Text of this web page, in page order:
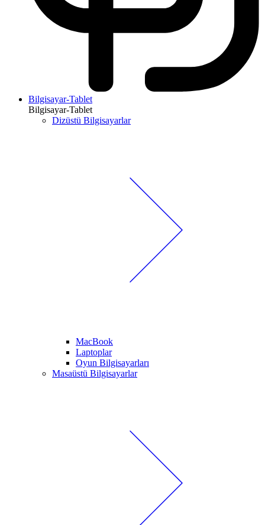
Bilgisayar-Tablet
Bilgisayar-Tablet
Dizüstü Bilgisayarlar
MacBook
Laptoplar
Oyun Bilgisayarları
Masaüstü Bilgisayarlar